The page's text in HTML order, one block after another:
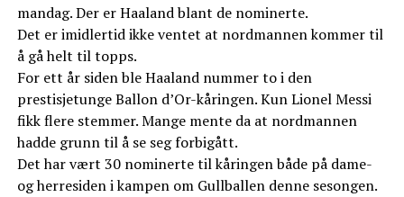
mandag. Der er Haaland blant de nominerte.
Det er imidlertid ikke ventet at nordmannen kommer til
å gå helt til topps.
For ett år siden ble Haaland nummer to i den
prestisjetunge Ballon d’Or-kåringen. Kun Lionel Messi
fikk flere stemmer. Mange mente da at nordmannen
hadde grunn til å se seg forbigått.
Det har vært 30 nominerte til kåringen både på dame-
og herresiden i kampen om Gullballen denne sesongen.